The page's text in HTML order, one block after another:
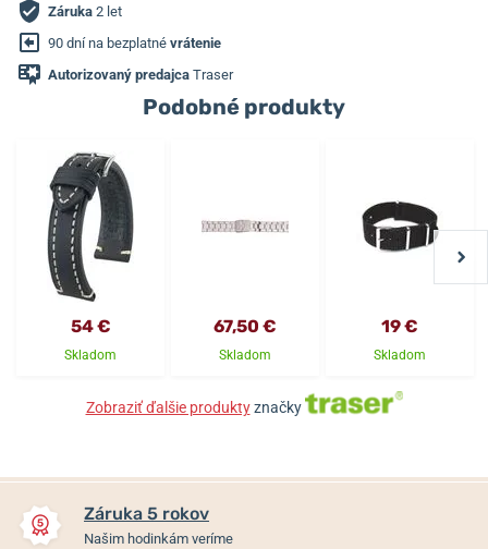
Záruka 2 let
90 dní na bezplatné vrátenie
Autorizovaný predajca Traser
Podobné produkty
54 €
Skladom
67,50 €
Skladom
19 €
Skladom
Zobraziť ďalšie produktyznačky
Záruka 5 rokov
Našim hodinkám veríme